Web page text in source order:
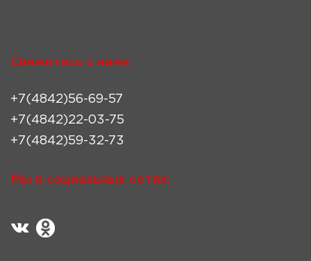
Свяжитесь с нами
+7(4842)56-69-57
+7(4842)22-03-75
+7(4842)59-32-73
Мы в социальных сетях: